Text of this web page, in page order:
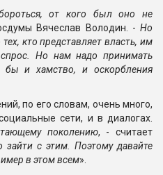
от кого был оно не
Вячеслав Володин. - Но
кто представляет власть, им
Но нам надо принимать
и хамство, и оскорбления
по его словам, очень много,
сети, и в диалогах.
поколению, - считает
с этим. Поэтому давайте
в этом всем».